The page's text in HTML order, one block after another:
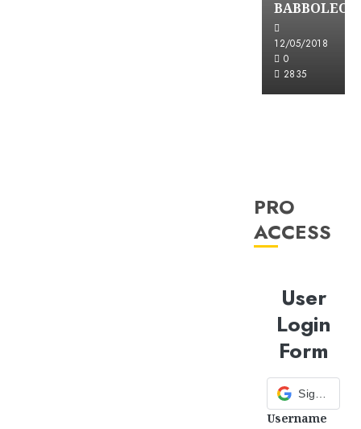
BABBOLEO
12/05/2018
0
2835
PRO
ACCESS
User
Login
Form
Username